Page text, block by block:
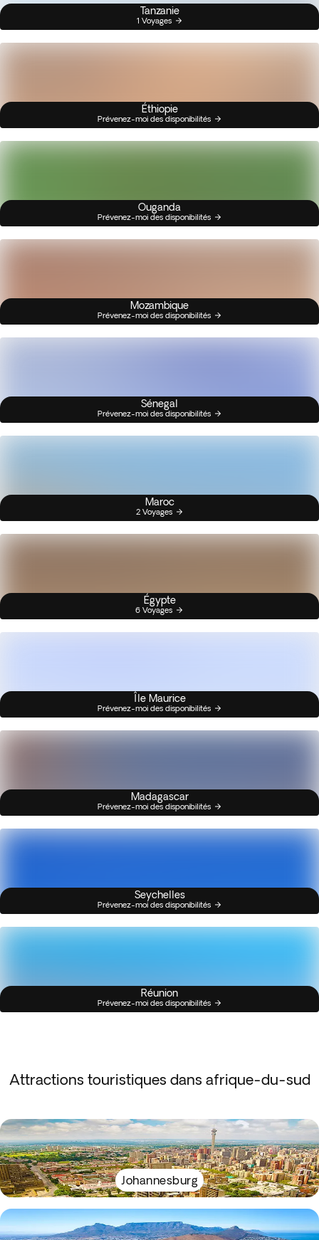
Tanzanie
1 Voyages
Éthiopie
Prévenez-moi des disponibilités
Ouganda
Prévenez-moi des disponibilités
Mozambique
Prévenez-moi des disponibilités
Sénegal
Prévenez-moi des disponibilités
Maroc
2 Voyages
Égypte
6 Voyages
Île Maurice
Prévenez-moi des disponibilités
Madagascar
Prévenez-moi des disponibilités
Seychelles
Prévenez-moi des disponibilités
Réunion
Prévenez-moi des disponibilités
Attractions touristiques dans afrique-du-sud
Johannesburg